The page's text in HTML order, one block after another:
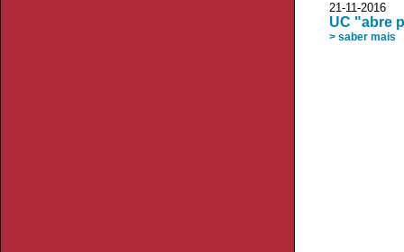
21-11-
UC "abre
> saber mais